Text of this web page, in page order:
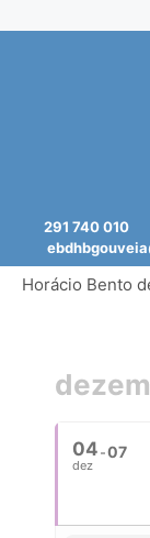
291
Horácio Bento
04
dez
07